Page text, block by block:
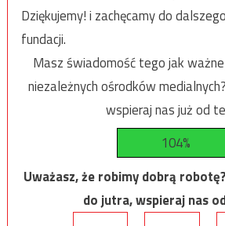
Dziękujemy! i zachęcamy do
fundacji.
Masz świadomość tego jak
niezależnych ośrodków
wspieraj nas już od
104%
Uważasz, że robimy dobrą
do jutra, wspieraj nas